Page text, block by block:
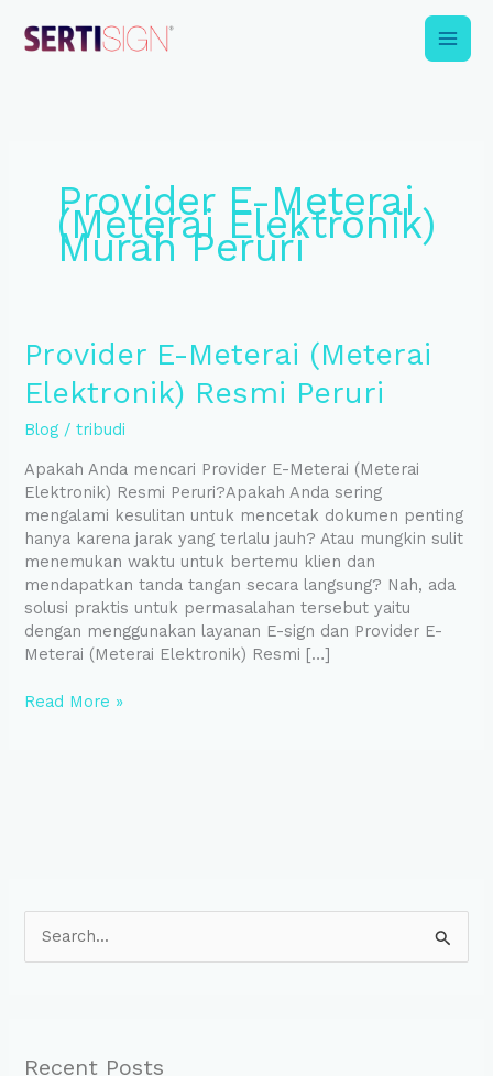
content
Provider E-Meterai
(Meterai Elektronik)
Murah Peruri
Provider E-Meterai (Meterai
Elektronik) Resmi Peruri
Blog /tribudi
Apakah Anda mencari Provider E-Meterai (Meterai
Elektronik) Resmi Peruri?Apakah Anda sering
mengalami kesulitan untuk mencetak dokumen penting
hanya karena jarak yang terlalu jauh? Atau mungkin sulit
menemukan waktu untuk bertemu klien dan
mendapatkan tanda tangan secara langsung? Nah, ada
solusi praktis untuk permasalahan tersebut yaitu
dengan menggunakan layanan E-sign dan Provider E-
Meterai (Meterai Elektronik) Resmi […]
Provider
E-
Meterai
Elektronik)
Resmi
Peruri
Read More »
c
Recent Posts